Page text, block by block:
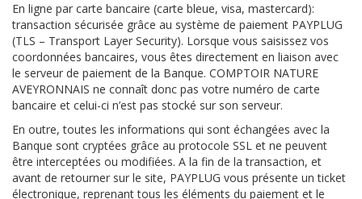
En ligne par carte bancaire (carte bleue, visa, mastercard):
transaction sécurisée grâce au système de paiement PAYPLUG
(TLS – Transport Layer Security). Lorsque vous saisissez vos
coordonnées bancaires, vous êtes directement en liaison avec
le serveur de paiement de la Banque. COMPTOIR NATURE
AVEYRONNAIS ne connaît donc pas votre numéro de carte
bancaire et celui-ci n’est pas stocké sur son serveur.
En outre, toutes les informations qui sont échangées avec la
Banque sont cryptées grâce au protocole SSL et ne peuvent
être interceptées ou modifiées. A la fin de la transaction, et
avant de retourner sur le site, PAYPLUG vous présente un ticket
électronique, reprenant tous les éléments du paiement et le